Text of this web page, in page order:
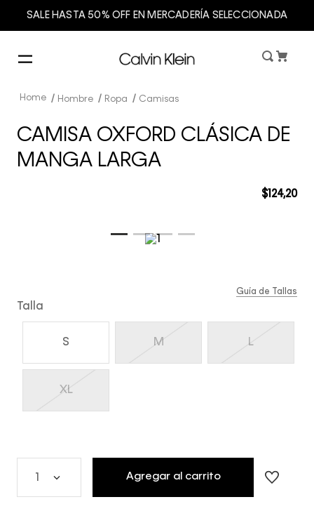
SALE HASTA 50% OFF EN MERCADERÍA SELECCIONADA
Hombre Ropa Camisas
CAMISA OXFORD CLÁSICA DE
MANGA LARGA
$124,20
Talla
S M L
XL
Guía de Tallas
Agregar al carrito